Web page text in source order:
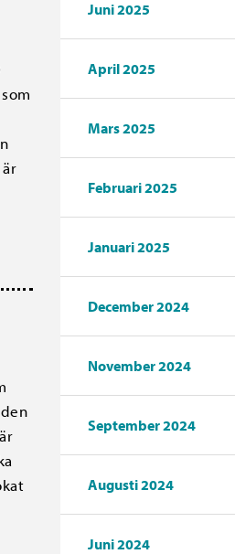
Juni 2025
April 2025
Mars 2025
Februari 2025
Januari 2025
December 2024
November 2024
September 2024
Augusti 2024
Juni 2024